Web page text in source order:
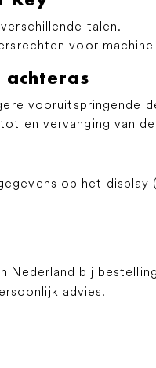
talen.
voor
vooruitspringende
en vervanging van
op het
Nederland bij
advies.